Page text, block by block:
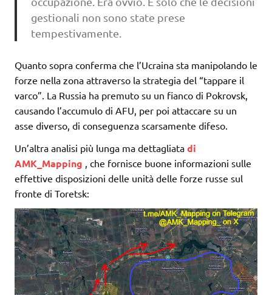
gestionali non sono state prese
tempestivamente.
Quanto sopra conferma che l’Ucraina sta manipolando le
forze nella zona attraverso la strategia del “tappare il
varco”. La Russia ha premuto su un fianco di Pokrovsk,
causando l’accumulo di AFU, per poi attaccare su un
asse diverso, di conseguenza scarsamente difeso.
Un’altra analisi più lunga ma dettagliata di
AMK_Mapping , che fornisce buone informazioni sulle
effettive disposizioni delle unità delle forze russe sul
fronte di Toretsk: